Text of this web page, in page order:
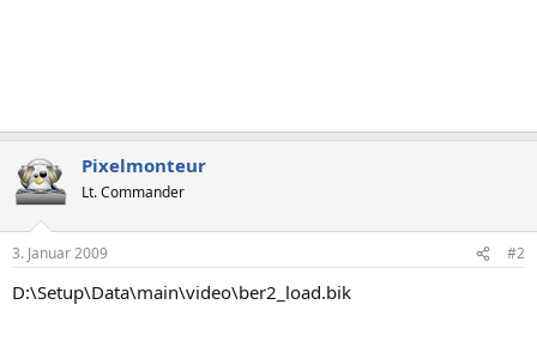
Pixelmonteur
Lt. Commander
3. Januar 2009 #2
D:\Setup\Data\main\video\ber2_load.bik